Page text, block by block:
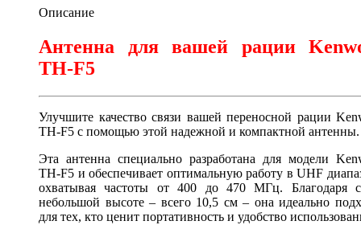
Описание
Антенна для вашей рации
TH-F5
Улучшите качество связи вашей переносной рации
TH-F5 с помощью этой надежной и компактной антенны.
Эта антенна специально разработана для модели
TH-F5 и обеспечивает оптимальную работу в UHF
охватывая частоты от 400 до 470 МГц. Благодаря
небольшой высоте – всего 10,5 см – она идеально
для тех, кто ценит портативность и удобство